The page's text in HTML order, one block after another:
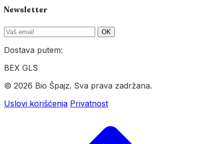
Newsletter
OK
Dostava putem:
BEX GLS
© 2026 Bio Špajz. Sva prava zadržana.
Uslovi korišćenja Privatnost